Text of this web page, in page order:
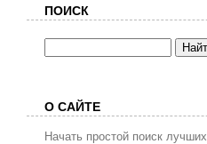
ПОИСК
О САЙТЕ
Начать простой поиск лучших